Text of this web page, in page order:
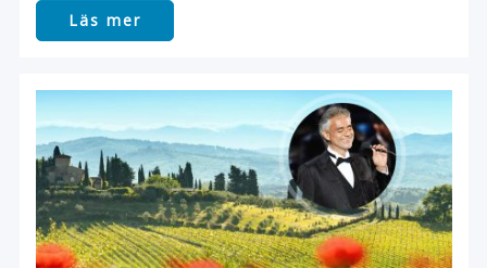
Läs mer